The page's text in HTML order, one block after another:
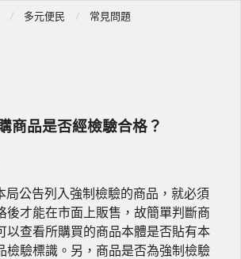
多元便民 常見問題
商品是否經檢驗合格？
局公告列入強制檢驗的商品，就必須
後才能在市面上販售，故簡單判斷商
以查看所購買的商品本體是否貼有本
檢驗標識。另，商品是否為強制檢驗